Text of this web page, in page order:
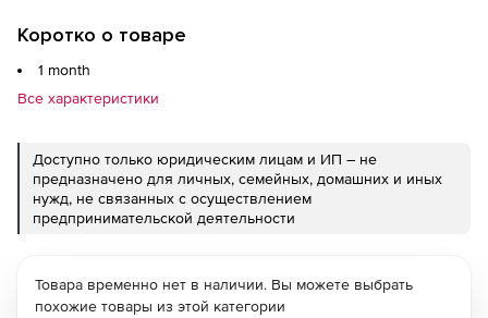
Коротко о товаре
1 month
Все характеристики
Доступно только юридическим лицам и ИП – не
предназначено для личных, семейных, домашних и иных
нужд, не связанных с осуществлением
предпринимательской деятельности
Товара временно нет в наличии. Вы можете выбрать
похожие товары из этой категории